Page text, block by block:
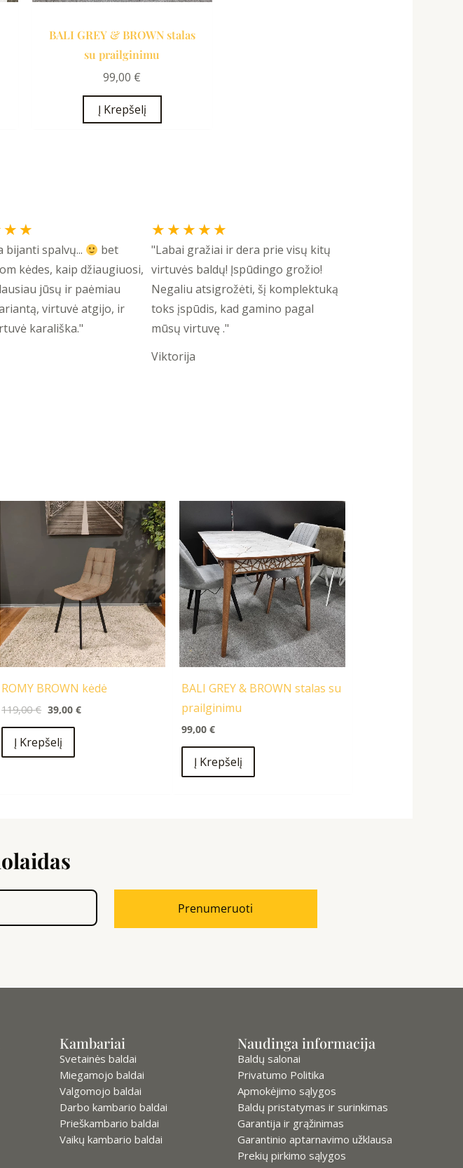
BALI GREY & BROWN stalas
su prailginimu
99,00 €
Į Krepšelį
★ ★
5
out
of
5
bijanti spalvų...
bet
kėdes, kaip džiaugiuosi,
jūsų ir paėmiau
virtuvė atgijo, ir
karališka."
★ ★ ★ ★ ★
5
out
of
5
"Labai gražiai ir dera prie visų kitų
virtuvės baldų! Įspūdingo grožio!
Negaliu atsigrožėti, šį komplektuką
toks įspūdis, kad gamino pagal
mūsų virtuvę ."
Viktorija
ROMY BROWN kėdė
119,00€
Original
price
was:
39,00€
Current
price
is:
39,00 €.
Į Krepšelį
BALI GREY & BROWN stalas su
prailginimu
99,00€
Į Krepšelį
Prenumeruoti
Kambariai
Svetainės baldai
Miegamojo baldai
Valgomojo baldai
Darbo kambario baldai
Prieškambario baldai
Vaikų kambario baldai
Naudinga informacija
Baldų salonai
Privatumo Politika
Apmokėjimo sąlygos
Baldų pristatymas ir surinkimas
Garantija ir grąžinimas
Garantinio aptarnavimo užklausa
Prekių pirkimo sąlygos